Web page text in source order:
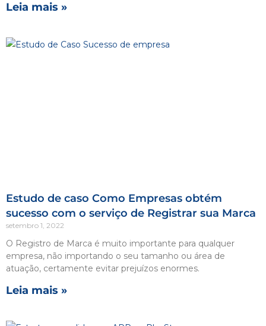
Leia mais »
Estudo de caso Como Empresas obtém
sucesso com o serviço de Registrar sua Marca
setembro 1, 2022
O Registro de Marca é muito importante para qualquer
empresa, não importando o seu tamanho ou área de
atuação, certamente evitar prejuízos enormes.
Leia mais »